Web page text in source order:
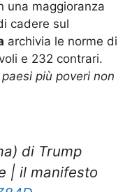
cadere sul
archivia le norme di
e 232 contrari.
paesi più poveri non
| il manifesto